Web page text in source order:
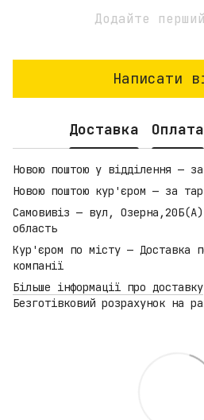
Додайте
Написати
Доставка Оплата
Новою поштою у відділення —
Новою поштою кур'єром — за
Самовивіз — вул,
область
Кур'єром по місту — Доставка
компанії
Більше інформації про доставку
Безготівковий розрахунок на